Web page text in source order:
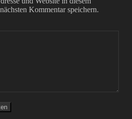
Kommentar speichern.